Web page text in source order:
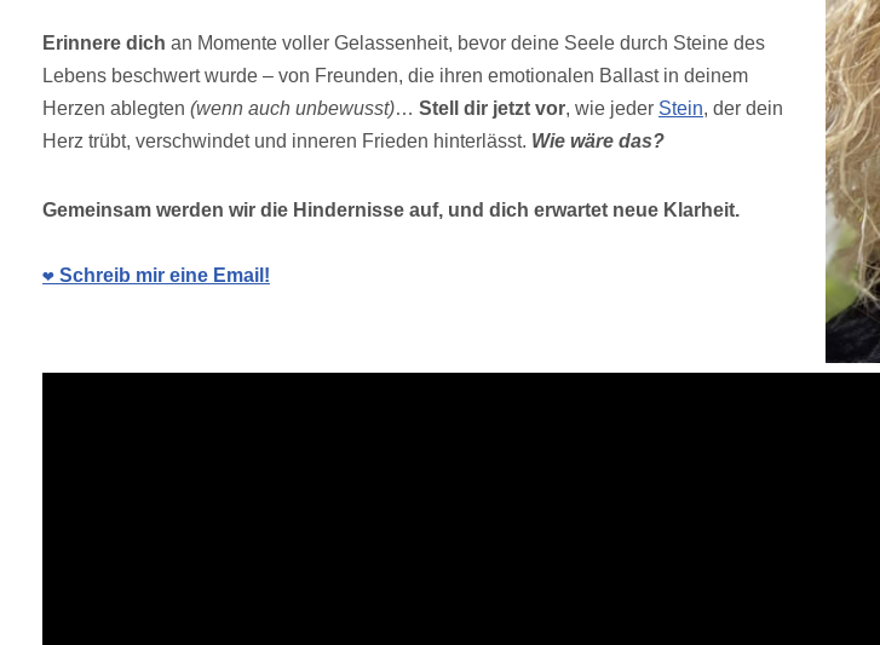
Erinnere dich an Momente voller Gelassenheit, bevor deine Seele durch Steine des
Lebens beschwert wurde – von Freunden, die ihren emotionalen Ballast in deinem
Herzen ablegten (wenn auch unbewusst)… Stell dir jetzt vor, wie jeder Stein, der dein
Herz trübt, verschwindet und inneren Frieden hinterlässt. Wie wäre das?
Gemeinsam werden wir die Hindernisse auf, und dich erwartet neue Klarheit.
❤️ Schreib mir eine Email!